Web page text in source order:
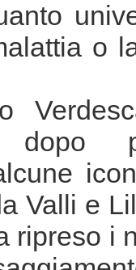
o
Valli e
ripreso i